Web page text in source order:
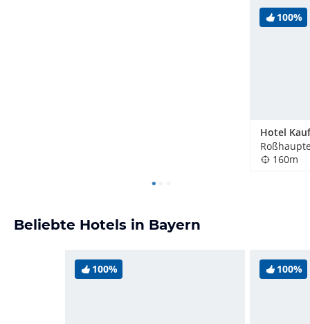
100%
Hotel
160m
Beliebte Hotels in Bayern
100% 100%